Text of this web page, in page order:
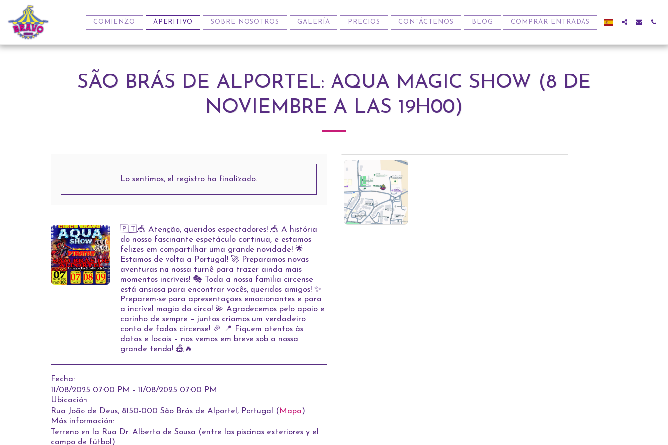
COMIENZO APERITIVO SOBRE NOSOTROS GALERÍA PRECIOS CONTÁCTENOS BLOG COMPRAR ENTRADAS
SÃO BRÁS DE ALPORTEL: AQUA MAGIC SHOW (8 DE
NOVIEMBRE A LAS 19H00)
Lo sentimos, el registro ha finalizado.
🇵🇹🎪 Atenção, queridos espectadores! 🎪 A história
do nosso fascinante espetáculo continua, e estamos
felizes em compartilhar uma grande novidade! 🌟
Estamos de volta a Portugal! 🚀 Preparamos novas
aventuras na nossa turnê para trazer ainda mais
momentos incríveis! 🎭 Toda a nossa família circense
está ansiosa para encontrar vocês, queridos amigos! ✨
Preparem-se para apresentações emocionantes e para
a incrível magia do circo! 💫 Agradecemos pelo apoio e
carinho de sempre – juntos criamos um verdadeiro
conto de fadas circense! 🎉 📍 Fiquem atentos às
datas e locais – nos vemos em breve sob a nossa
grande tenda! 🎪🔥
Fecha:
11/08/2025 07:00 PM - 11/08/2025 07:00 PM
Ubicación
Rua João de Deus, 8150-000 São Brás de Alportel, Portugal ( Mapa )
Más información:
Terreno en la Rua Dr. Alberto de Sousa (entre las piscinas exteriores y el
campo de fútbol)